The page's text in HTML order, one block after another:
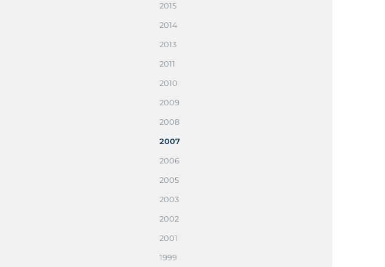
2015
2014
2013
2011
2010
2009
2008
2007
2006
2005
2003
2002
2001
1999